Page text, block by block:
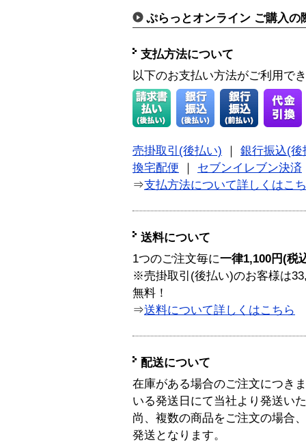
ぷらっとオンライン ご購入の
支払方法について
以下のお支払い方法がご利用で
売掛取引(後払い)
銀行振込(後
換宅配便
セブンイレブン決済
⇒支払方法について詳しくはこ
送料について
1つのご注文毎に一律1,100円(税
※売掛取引(後払い)のお客様は
無料！
⇒送料について詳しくはこちら
配送について
在庫がある場合のご注文につき
いる発送日にて当社より発送い
尚、複数の商品をご注文の場合
発送となります。